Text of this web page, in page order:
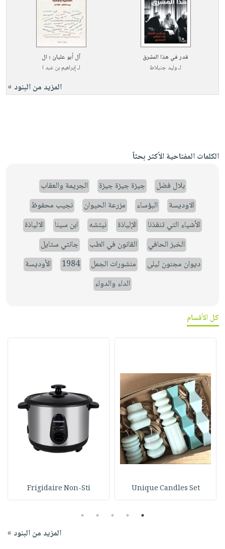
قدر في هذا المشرق
لـوليد جنبلاط
آل أبو عليان ؛ ال
لـإبراهيم بن عبد ا
المزيد من البنود »
الكلمات المفتاحية الأكثر بحثاً
بلال فضل جيزة جيزة جيزة
الجريمة والعقاب
الاوديسة
البؤساء مزرعة الحيوان
نجيب محفوظ
الأشياء التي تنقذنا
الإلياذة نيتشه ابن سينا
الالياذة
الخبز الحافي
القانون في الطب
جانتي ستايل
ديوان مجنون ليلى
منشورات الجمل 1984
الأوديسة
الداء والدواء
كل الأقسام
Unique Candles Set
Frigidaire Non-Sti
1
2
3
4
5
المزيد من البنود »